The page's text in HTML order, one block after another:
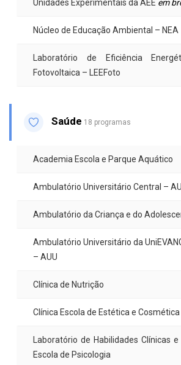
Unidades Experimentais da AEE em
Núcleo de Educação Ambiental – NEA
Laboratório de Eficiência
Fotovoltaica – LEEFoto
Saúde 18 programas
Academia Escola e Parque Aquático
Ambulatório Universitário Central –
Ambulatório da Criança e do
Ambulatório Universitário da
– AUU
Clínica de Nutrição
Clínica Escola de Estética e Cosmética
Laboratório de Habilidades Clínicas e
Escola de Psicologia